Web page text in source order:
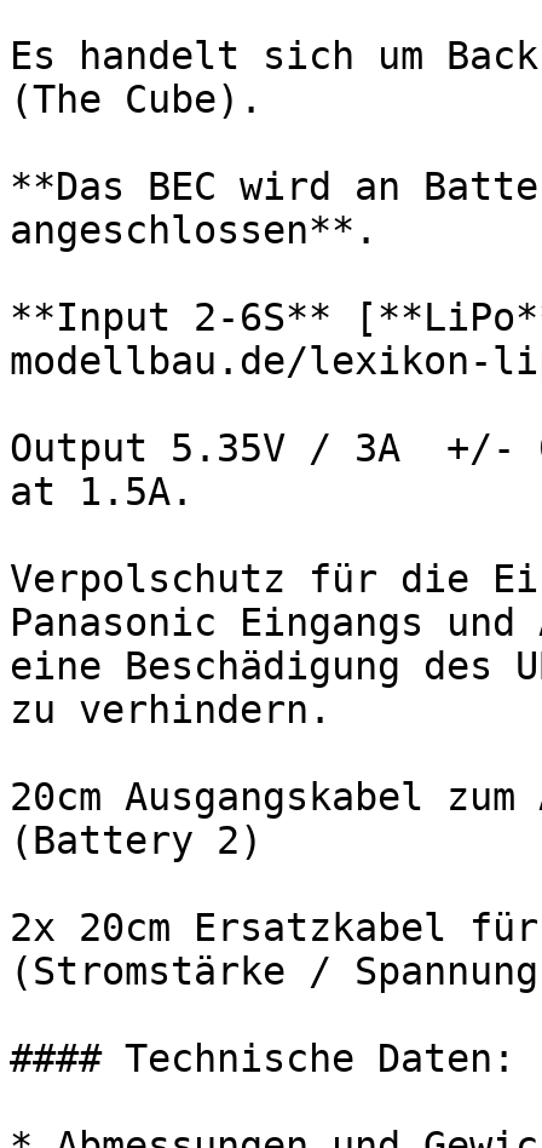
Es handelt sich um
(The Cube).
**Das BEC wird an
angeschlossen**.
**Input 2-6S**
modellbau.de/lexikon-
Output 5.35V / 3A  +/-
at 1.5A.
Verpolschutz für die
Panasonic Eingangs und
eine Beschädigung des
zu verhindern.
20cm Ausgangskabel
(Battery 2)
2x 20cm Ersatzkabel
(Stromstärke /
#### Technische Daten: